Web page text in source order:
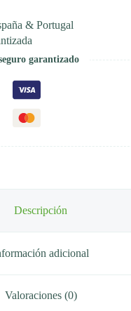
& Portugal
garantizado
Descripción
adicional
Valoraciones (0)